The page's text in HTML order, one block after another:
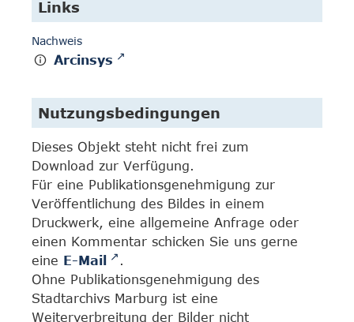
Links
Nachweis
Arcinsys
Nutzungsbedingungen
Dieses Objekt steht nicht frei zum
Download zur Verfügung.
Für eine Publikationsgenehmigung zur
Veröffentlichung des Bildes in einem
Druckwerk, eine allgemeine Anfrage oder
einen Kommentar schicken Sie uns gerne
eine E-Mail
.
Ohne Publikationsgenehmigung des
Stadtarchivs Marburg ist eine
Weiterverbreitung der Bilder nicht